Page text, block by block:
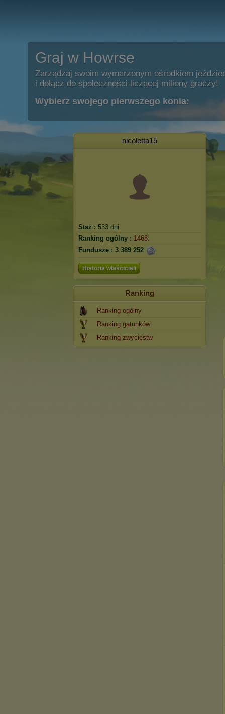
Graj w Howrse
Zarządzaj swoim wymarzonym ośrodkiem
i dołącz do społeczności liczącej miliony graczy!
Wybierz swojego pierwszego konia:
nicoletta15
Staż : 533 dni
Ranking ogólny : 1468.
Fundusze : 3 389 252
Historia właścicieli
Ranking
Ranking ogólny
Ranking gatunków
Ranking zwycięstw